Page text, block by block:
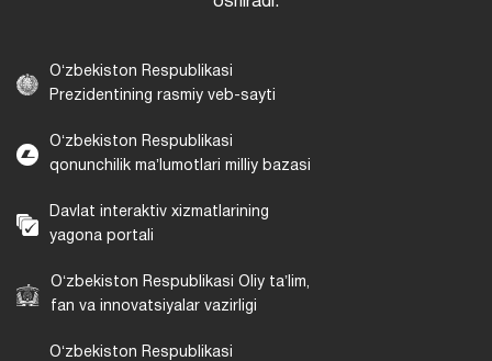
Oʻzbekiston Respublikasi
Prezidentining rasmiy veb-sayti
Oʻzbekiston Respublikasi
qonunchilik maʼlumotlari milliy bazasi
Davlat interaktiv xizmatlarining
yagona portali
Oʻzbekiston Respublikasi Oliy taʼlim,
fan va innovatsiyalar vazirligi
Oʻzbekiston Respublikasi